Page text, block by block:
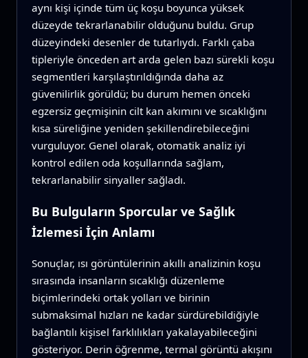
aynı kişi içinde tüm üç koşu boyunca yüksek
düzeyde tekrarlanabilir olduğunu buldu. Grup
düzeyindeki desenler de tutarlıydı. Farklı çaba
tipleriyle önceden art arda gelen bazı sürekli koşu
segmentleri karşılaştırıldığında daha az
güvenilirlik görüldü; bu durum hemen önceki
egzersiz geçmişinin cilt kan akımını ve sıcaklığını
kısa süreliğine yeniden şekillendirebileceğini
vurguluyor. Genel olarak, otomatik analiz iyi
kontrol edilen oda koşullarında sağlam,
tekrarlanabilir sinyaller sağladı.
Bu Bulguların Sporcular ve Sağlık
İzlemesi İçin Anlamı
Sonuçlar, ısı görüntülerinin akıllı analizinin koşu
sırasında insanların sıcaklığı düzenleme
biçimlerindeki ortak yolları ve birinin
submaksimal hızları ne kadar sürdürebildiğiyle
bağlantılı kişisel farklılıkları yakalayabileceğini
gösteriyor. Derin öğrenme, termal görüntü akışını